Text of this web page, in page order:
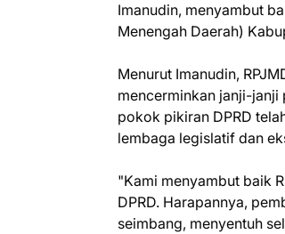
Imanudin, menyambut
Menengah Daerah)
Menurut Imanudin,
mencerminkan janji-
pokok pikiran DPRD
lembaga legislatif dan
"Kami menyambut baik
DPRD. Harapannya,
seimbang, menyentuh